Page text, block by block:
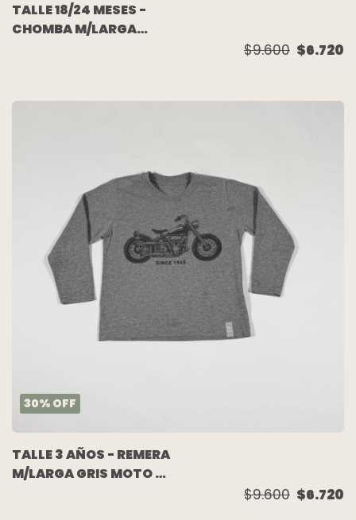
TALLE 18/24 MESES -
CHOMBA M/LARGA
$9.600 $6.720
30% OFF
TALLE 3 AÑOS - REMERA
M/LARGA GRIS MOTO -
$9.600 $6.720